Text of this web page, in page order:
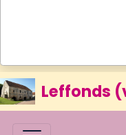
Leffonds